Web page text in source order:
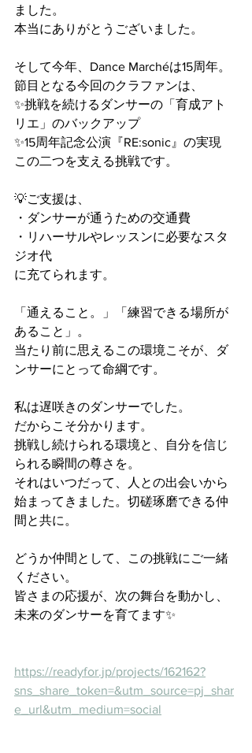
ました。
本当にありがとうございました。
そして今年、Dance Marchéは15周年。
節目となる今回のクラファンは、
✨挑戦を続けるダンサーの「育成アト
リエ」のバックアップ
✨15周年記念公演『RE:sonic』の実現
この二つを支える挑戦です。
💡ご支援は、
・ダンサーが通うための交通費
・リハーサルやレッスンに必要なスタ
ジオ代
に充てられます。
「通えること。」「練習できる場所が
あること」。
当たり前に思えるこの環境こそが、ダ
ンサーにとって命綱です。
私は遅咲きのダンサーでした。
だからこそ分かります。
挑戦し続けられる環境と、自分を信じ
られる瞬間の尊さを。
それはいつだって、人との出会いから
始まってきました。切磋琢磨できる仲
間と共に。
どうか仲間として、この挑戦にご一緒
ください。
皆さまの応援が、次の舞台を動かし、
未来のダンサーを育てます✨
https://readyfor.jp/projects/162162?
sns_share_token=&utm_source=pj_shar
e_url&utm_medium=social